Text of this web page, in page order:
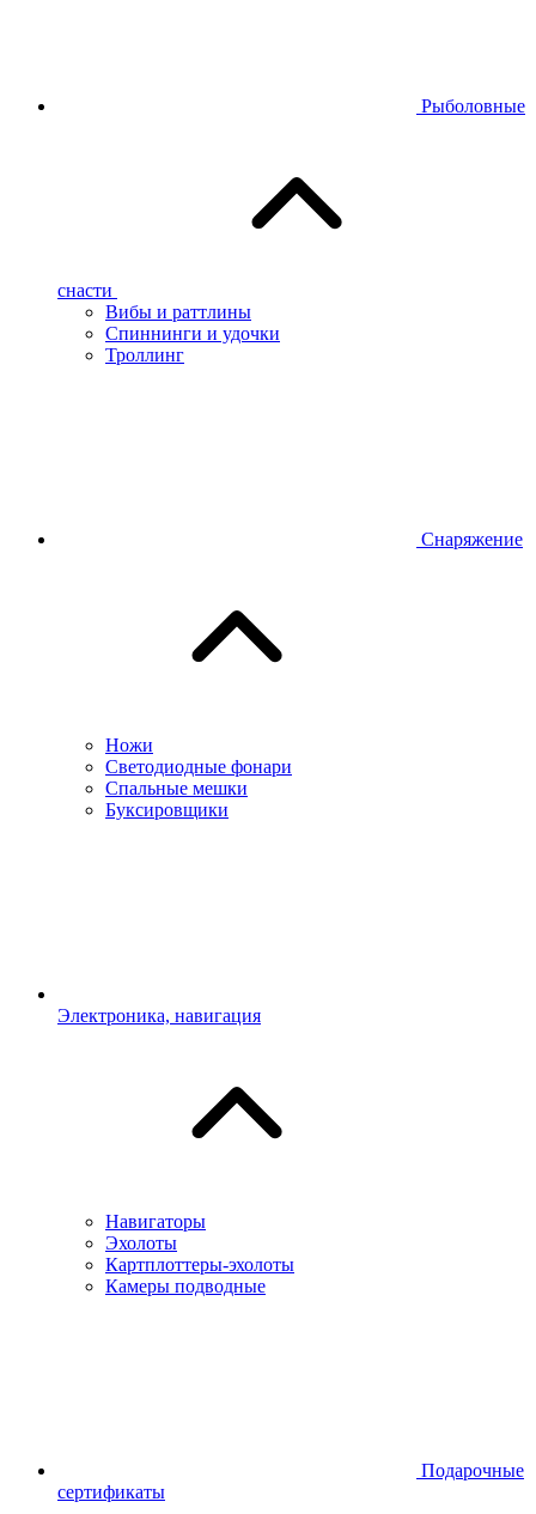
Рыболовные
снасти
Вибы и раттлины
Спиннинги и удочки
Троллинг
Снаряжение
Ножи
Светодиодные фонари
Спальные мешки
Буксировщики
Электроника, навигация
Навигаторы
Эхолоты
Картплоттеры-эхолоты
Камеры подводные
Подарочные
сертификаты